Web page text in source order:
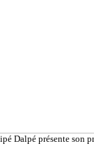
Dalpé présente son